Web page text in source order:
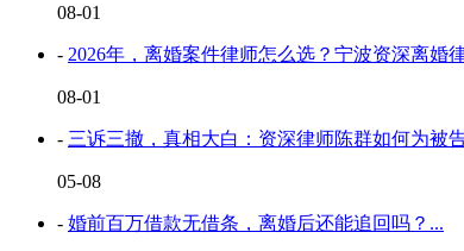
08-01
- 2026年，离婚案件律师怎么选？宁波资深离婚
08-01
- 三诉三撤，真相大白：资深律师陈群如何为被
05-08
- 婚前百万借款无借条，离婚后还能追回吗？...